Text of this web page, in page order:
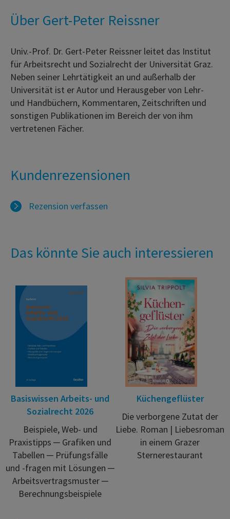
Über Gert-Peter Reissner
Univ.-Prof. Dr. Gert-Peter Reissner leitet das Institut
für Arbeitsrecht und Sozialrecht der Universität Graz.
Neben seiner Lehrtätigkeit an und außerhalb der
Universität ist er Autor und Herausgeber von Lehr-
und Handbüchern, Kommentaren, Zeitschriften und
sonstigen Publikationen im Bereich der von ihm
vertretenen Fächer.
Kundenrezensionen
Rezension verfassen
Das könnte Sie auch interessieren
Basiswissen Arbeits- und
Sozialrecht 2026
Beispiele, Web- und
Praxistipps ─ Grafiken und
Tabellen ─ Prüfungsfälle
und -fragen mit Lösungen ─
Arbeitsvertragsmuster ─
Berechnungsbeispiele
Küchengeflüster
Die verborgene Zutat der
Liebe. Roman | Liebesroman
in einem Grazer
Sternerestaurant